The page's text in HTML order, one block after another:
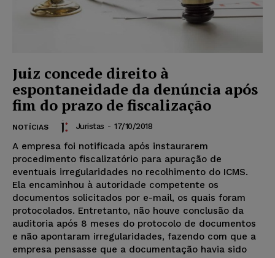
Juiz concede direito à
espontaneidade da denúncia após
fim do prazo de fiscalização
NOTÍCIAS Juristas - 17/10/2018
A empresa foi notificada após instaurarem
procedimento fiscalizatório para apuração de
eventuais irregularidades no recolhimento do ICMS.
Ela encaminhou à autoridade competente os
documentos solicitados por e-mail, os quais foram
protocolados. Entretanto, não houve conclusão da
auditoria após 8 meses do protocolo de documentos
e não apontaram irregularidades, fazendo com que a
empresa pensasse que a documentação havia sido